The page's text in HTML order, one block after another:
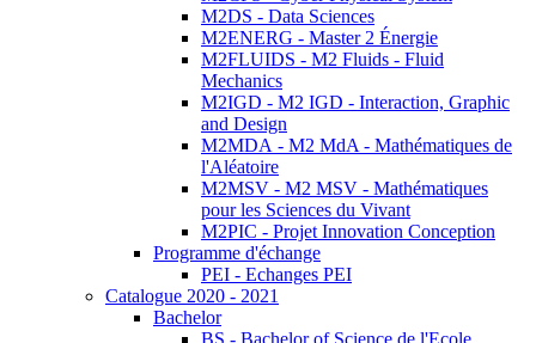
M2DS - Data Sciences
M2ENERG - Master 2 Énergie
M2FLUIDS - M2 Fluids - Fluid
Mechanics
M2IGD - M2 IGD - Interaction, Graphic
and Design
M2MDA - M2 MdA - Mathématiques de
l'Aléatoire
M2MSV - M2 MSV - Mathématiques
pour les Sciences du Vivant
M2PIC - Projet Innovation Conception
Programme d'échange
PEI - Echanges PEI
Catalogue 2020 - 2021
Bachelor
BS - Bachelor of Science de l'Ecole